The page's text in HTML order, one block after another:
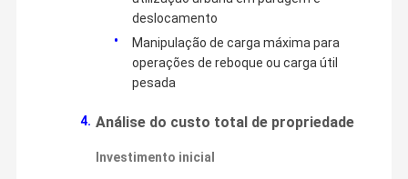
Partes de camiões
deslocamento
Manipulação de carga máxima para
operações de reboque ou carga útil
pesada
Análise do custo total de propriedade
Investimento inicial